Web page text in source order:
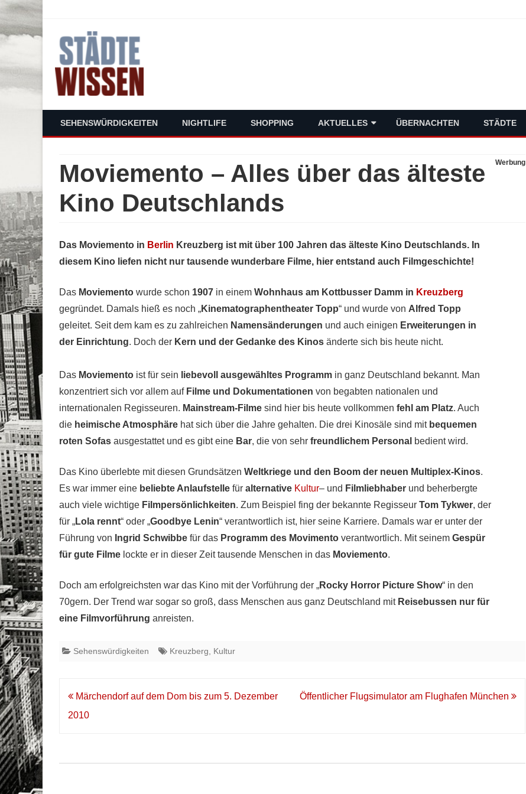
to
SEHENSWÜRDIGKEITEN NIGHTLIFE SHOPPING AKTUELLES
POLITIK
ÜBERNACHTEN STÄDTE
Moviemento – Alles über das älteste
Kino Deutschlands
Werbung
Das Moviemento in Berlin Kreuzberg ist mit über 100 Jahren das älteste Kino Deutschlands. In
diesem Kino liefen nicht nur tausende wunderbare Filme, hier entstand auch Filmgeschichte!
Das Moviemento wurde schon 1907 in einem Wohnhaus am Kottbusser Damm in Kreuzberg
gegründet. Damals hieß es noch „Kinematographentheater Topp“ und wurde von Alfred Topp
geleitet. Seit dem kam es zu zahlreichen Namensänderungen und auch einigen Erweiterungen in
der Einrichtung. Doch der Kern und der Gedanke des Kinos änderte sich bis heute nicht.
Das Moviemento ist für sein liebevoll ausgewähltes Programm in ganz Deutschland bekannt. Man
konzentriert sich vor allem auf Filme und Dokumentationen von begabten nationalen und
internationalen Regisseuren. Mainstream-Filme sind hier bis heute vollkommen fehl am Platz. Auch
die heimische Atmosphäre hat sich über die Jahre gehalten. Die drei Kinosäle sind mit bequemen
roten Sofas ausgestattet und es gibt eine Bar, die von sehr freundlichem Personal bedient wird.
Das Kino überlebte mit diesen Grundsätzen Weltkriege und den Boom der neuen Multiplex-Kinos.
Es war immer eine beliebte Anlaufstelle für alternative Kultur– und Filmliebhaber und beherbergte
auch viele wichtige Filmpersönlichkeiten. Zum Beispiel fing der bekannte Regisseur Tom Tykwer, der
für „Lola rennt“ oder „Goodbye Lenin“ verantwortlich ist, hier seine Karriere. Damals war er unter der
Führung von Ingrid Schwibbe für das Programm des Movimento verantwortlich. Mit seinem Gespür
für gute Filme lockte er in dieser Zeit tausende Menschen in das Moviemento.
Doch am erfolgreichsten war das Kino mit der Vorführung der „Rocky Horror Picture Show“ in den
70gern. Der Trend war sogar so groß, dass Menschen aus ganz Deutschland mit Reisebussen nur für
eine Filmvorführung anreisten.
Sehenswürdigkeiten Kreuzberg Kultur
Beitrags-
Navigation
Märchendorf auf dem Dom bis zum 5. Dezember
2010
Öffentlicher Flugsimulator am Flughafen München